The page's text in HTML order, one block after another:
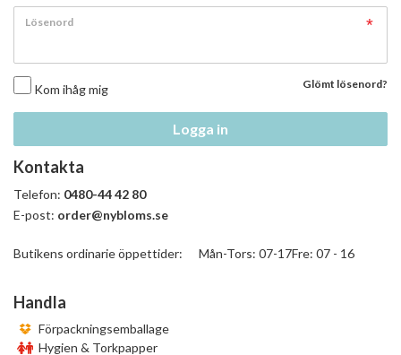
Lösenord
Kom ihåg mig Glömt lösenord?
Logga in
Kontakta
Telefon: 0480-44 42 80
E-post: order@nybloms.se
Butikens ordinarie öppettider: Mån-Tors: 07-17Fre: 07 - 16
Handla
Förpackningsemballage
Hygien & Torkpapper